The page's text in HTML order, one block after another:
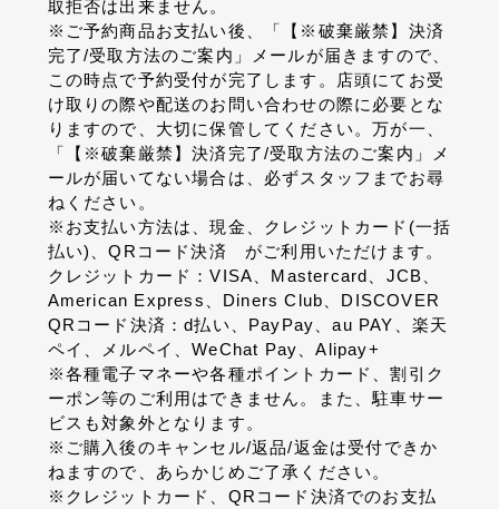
取拒否は出来ません。
※ご予約商品お支払い後、「【※破棄厳禁】決済
完了/受取方法のご案内」メールが届きますので、
この時点で予約受付が完了します。店頭にてお受
け取りの際や配送のお問い合わせの際に必要とな
りますので、大切に保管してください。万が一、
「【※破棄厳禁】決済完了/受取方法のご案内」メ
ールが届いてない場合は、必ずスタッフまでお尋
ねください。
※お支払い方法は、現金、クレジットカード(一括
払い)、QRコード決済 がご利用いただけます。
クレジットカード：VISA、Mastercard、JCB、
American Express、Diners Club、DISCOVER
QRコード決済：d払い、PayPay、au PAY、楽天
ペイ、メルペイ、WeChat Pay、Alipay+
※各種電子マネーや各種ポイントカード、割引ク
ーポン等のご利用はできません。また、駐車サー
ビスも対象外となります。
※ご購入後のキャンセル/返品/返金は受付できか
ねますので、あらかじめご了承ください。
※クレジットカード、QRコード決済でのお支払